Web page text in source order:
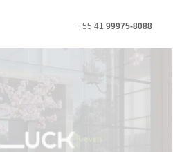
+55 41 99975-8088